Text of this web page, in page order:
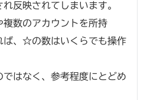
反映されてしまいます。
複数のアカウントを所持
ば、☆の数はいくらでも操作
ではなく、参考程度にとどめ